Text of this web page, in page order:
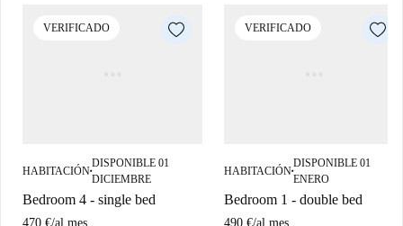
VERIFICADO
HABITACIÓN■
DISPONIBLE 01
DICIEMBRE
Bedroom 4 - single bed
470 €/al mes
VERIFICADO
HABITACIÓN■
DISPONIBLE 01
ENERO
Bedroom 1 - double bed
490 €/al mes